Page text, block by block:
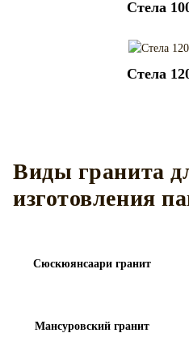
Cтела
Cтела
Виды гранита
изготовления
Сюскюянсаари гранит
Мансуровский гранит